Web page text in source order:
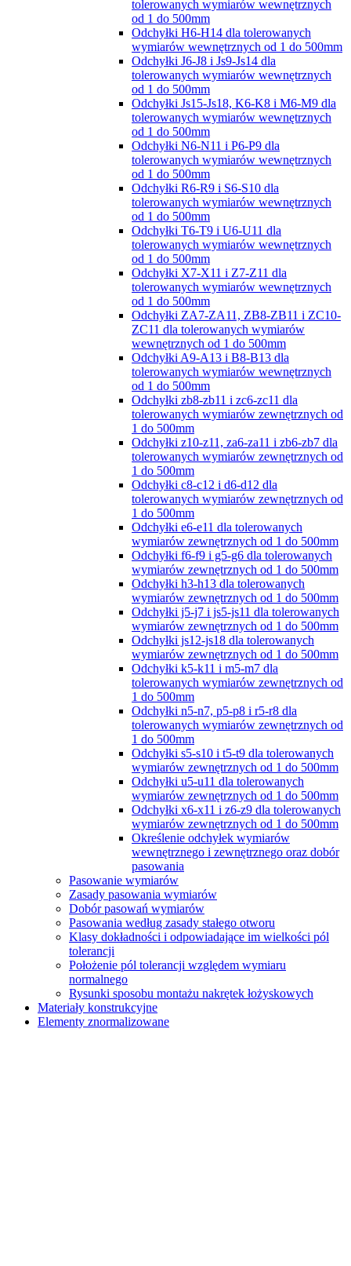
tolerowanych wymiarów wewnętrznych
od 1 do 500mm
Odchyłki H6-H14 dla tolerowanych
wymiarów wewnętrznych od 1 do 500mm
Odchyłki J6-J8 i Js9-Js14 dla
tolerowanych wymiarów wewnętrznych
od 1 do 500mm
Odchyłki Js15-Js18, K6-K8 i M6-M9 dla
tolerowanych wymiarów wewnętrznych
od 1 do 500mm
Odchyłki N6-N11 i P6-P9 dla
tolerowanych wymiarów wewnętrznych
od 1 do 500mm
Odchyłki R6-R9 i S6-S10 dla
tolerowanych wymiarów wewnętrznych
od 1 do 500mm
Odchyłki T6-T9 i U6-U11 dla
tolerowanych wymiarów wewnętrznych
od 1 do 500mm
Odchyłki X7-X11 i Z7-Z11 dla
tolerowanych wymiarów wewnętrznych
od 1 do 500mm
Odchyłki ZA7-ZA11, ZB8-ZB11 i ZC10-
ZC11 dla tolerowanych wymiarów
wewnętrznych od 1 do 500mm
Odchyłki A9-A13 i B8-B13 dla
tolerowanych wymiarów wewnętrznych
od 1 do 500mm
Odchyłki zb8-zb11 i zc6-zc11 dla
tolerowanych wymiarów zewnętrznych od
1 do 500mm
Odchyłki z10-z11, za6-za11 i zb6-zb7 dla
tolerowanych wymiarów zewnętrznych od
1 do 500mm
Odchyłki c8-c12 i d6-d12 dla
tolerowanych wymiarów zewnętrznych od
1 do 500mm
Odchyłki e6-e11 dla tolerowanych
wymiarów zewnętrznych od 1 do 500mm
Odchyłki f6-f9 i g5-g6 dla tolerowanych
wymiarów zewnętrznych od 1 do 500mm
Odchyłki h3-h13 dla tolerowanych
wymiarów zewnętrznych od 1 do 500mm
Odchyłki j5-j7 i js5-js11 dla tolerowanych
wymiarów zewnętrznych od 1 do 500mm
Odchyłki js12-js18 dla tolerowanych
wymiarów zewnętrznych od 1 do 500mm
Odchyłki k5-k11 i m5-m7 dla
tolerowanych wymiarów zewnętrznych od
1 do 500mm
Odchyłki n5-n7, p5-p8 i r5-r8 dla
tolerowanych wymiarów zewnętrznych od
1 do 500mm
Odchyłki s5-s10 i t5-t9 dla tolerowanych
wymiarów zewnętrznych od 1 do 500mm
Odchyłki u5-u11 dla tolerowanych
wymiarów zewnętrznych od 1 do 500mm
Odchyłki x6-x11 i z6-z9 dla tolerowanych
wymiarów zewnętrznych od 1 do 500mm
Określenie odchyłek wymiarów
wewnętrznego i zewnętrznego oraz dobór
pasowania
Pasowanie wymiarów
Zasady pasowania wymiarów
Dobór pasowań wymiarów
Pasowania według zasady stałego otworu
Klasy dokładności i odpowiadające im wielkości pól
tolerancji
Położenie pól tolerancji względem wymiaru
normalnego
Rysunki sposobu montażu nakrętek łożyskowych
Materiały konstrukcyjne
Elementy znormalizowane